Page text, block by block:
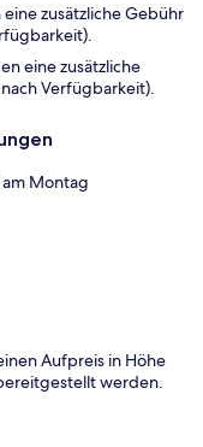
zusätzliche Gebühr
eine zusätzliche
Verfügbarkeit).
Montag
Aufpreis in Höhe
werden.